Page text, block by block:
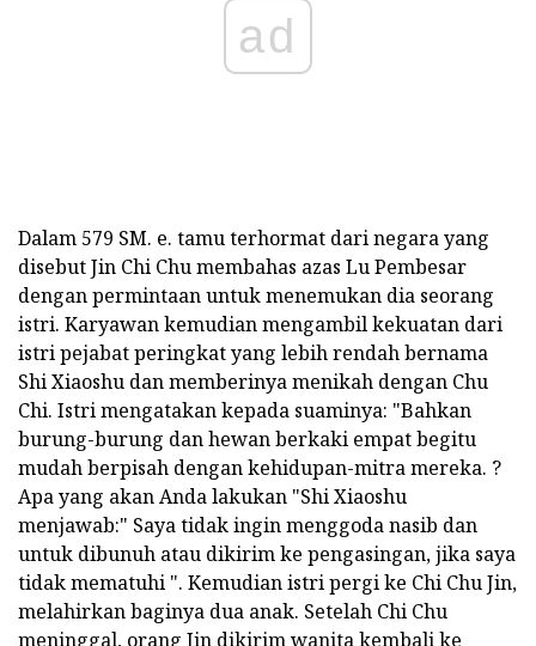
ad
Dalam 579 SM. e. tamu terhormat dari negara yang
disebut Jin Chi Chu membahas azas Lu Pembesar
dengan permintaan untuk menemukan dia seorang
istri. Karyawan kemudian mengambil kekuatan dari
istri pejabat peringkat yang lebih rendah bernama
Shi Xiaoshu dan memberinya menikah dengan Chu
Chi. Istri mengatakan kepada suaminya: "Bahkan
burung-burung dan hewan berkaki empat begitu
mudah berpisah dengan kehidupan-mitra mereka. ?
Apa yang akan Anda lakukan "Shi Xiaoshu
menjawab:" Saya tidak ingin menggoda nasib dan
untuk dibunuh atau dikirim ke pengasingan, jika saya
tidak mematuhi ". Kemudian istri pergi ke Chi Chu Jin,
melahirkan baginya dua anak. Setelah Chi Chu
meninggal, orang Jin dikirim wanita kembali ke